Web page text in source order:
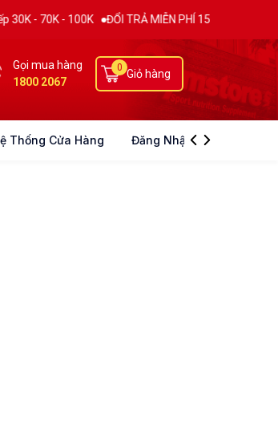
- 70K - 100K ĐỔI TRẢ MIỄN PHÍ 15 NGÀY
Gọi mua hàng
1800 2067
Giỏ hàng
0
Thống Cửa Hàng Đăng Nhập